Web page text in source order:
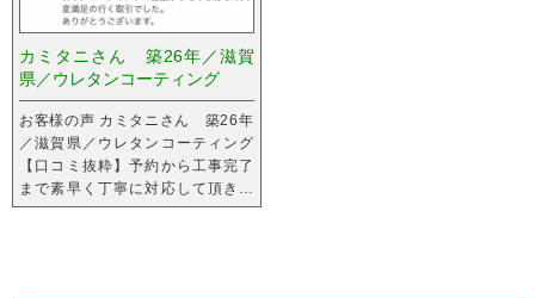
カミタニさん 築26年／滋賀
県／ウレタンコーティング
お客様の声 カミタニさん 築26年
／滋賀県／ウレタンコーティング
【口コミ抜粋】予約から工事完了
まで素早く丁寧に対応して頂きま
した。また、施工時も至る所で細